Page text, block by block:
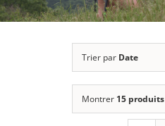
Trier par Date
Montrer 15 produits